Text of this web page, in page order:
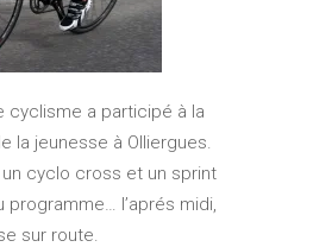
cyclisme a participé à la
la jeunesse à Olliergues.
un cyclo cross et un sprint
programme… l’aprés midi,
sur route.